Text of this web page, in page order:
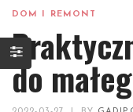
DOM I REMONT
do